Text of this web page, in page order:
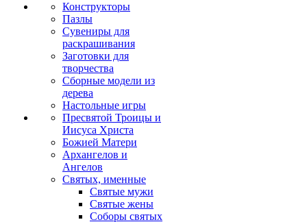
Конструкторы
Пазлы
Сувениры для
раскрашивания
Заготовки для
творчества
Сборные модели из
дерева
Настольные игры
Пресвятой Троицы и
Иисуса Христа
Божией Матери
Архангелов и
Ангелов
Святых, именные
Святые мужи
Святые жены
Соборы святых